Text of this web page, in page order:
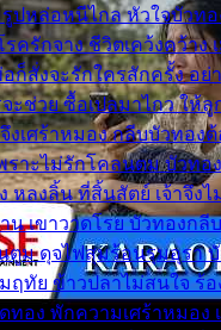
ปหล่อหนีไกล หัวใจบัวทอ
รครักจาง ชีวิตเคว้งคว้าง
ก็สั่งจะรักใครสักครั้ง อย่
ะช่วย ซื้อเปลมาไกว ให้ลู
งเศร้าหมอง กลีบบัวทอง
ราะไม่รักโคลนตม บัวทอ
หลงลิ้น ที่สิ้นสัตย์ เจ้าจึง
น เขาวาดโรย บัวทองกลี
ตูม ดุจไฟสุมร้อนรุมอุรา บั
ฤทัย ข้าวปลาไม่สนใจ ร้อ
ดทอง พักความเศร้าหมอง